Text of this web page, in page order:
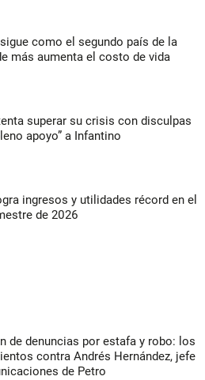
como el segundo país de la
más aumenta el costo de vida
superar su crisis con disculpas
apoyo” a Infantino
ingresos y utilidades récord en el
de 2026
de denuncias por estafa y robo: los
contra Andrés Hernández, jefe
de Petro